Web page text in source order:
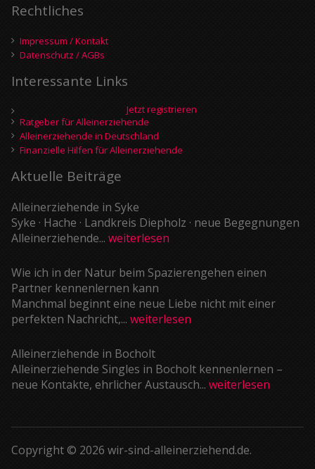
Rechtliches
Impressum / Kontakt
Datenschutz / AGBs
Interessante Links
Jetzt registrieren
Ratgeber für Alleinerziehende
Alleinerziehende in Deutschland
Finanzielle Hilfen für Alleinerziehende
Aktuelle Beiträge
Alleinerziehende in Syke
Syke · Hache · Landkreis Diepholz · neue Begegnungen
Alleinerziehende... weiterlesen
Wie ich in der Natur beim Spazierengehen einen
Partner kennenlernen kann
Manchmal beginnt eine neue Liebe nicht mit einer
perfekten Nachricht,... weiterlesen
Alleinerziehende in Bocholt
Alleinerziehende Singles in Bocholt kennenlernen –
neue Kontakte, ehrlicher Austausch... weiterlesen
Copyright © 2026 wir-sind-alleinerziehend.de.